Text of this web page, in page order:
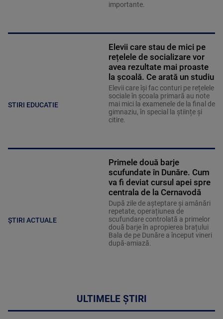
importante.
STIRI EDUCATIE
Elevii care stau de mici pe
rețelele de socializare vor
avea rezultate mai proaste
la școală. Ce arată un studiu
Elevii care îşi fac conturi pe rețelele
sociale în școala primară au note
mai mici la examenele de la final de
gimnaziu, în special la științe și
citire.
ȘTIRI ACTUALE
Primele două barje
scufundate în Dunăre. Cum
va fi deviat cursul apei spre
centrala de la Cernavodă
După zile de așteptare și amânări
repetate, operațiunea de
scufundare controlată a primelor
două barje în apropierea brațului
Bala de pe Dunăre a început vineri
după-amiază.
ULTIMELE ȘTIRI